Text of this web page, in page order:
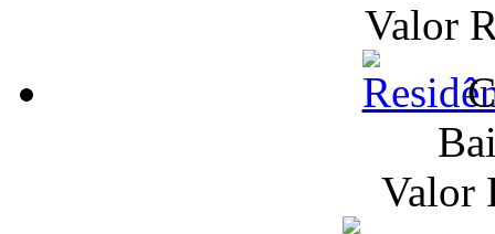
Valor
Valor